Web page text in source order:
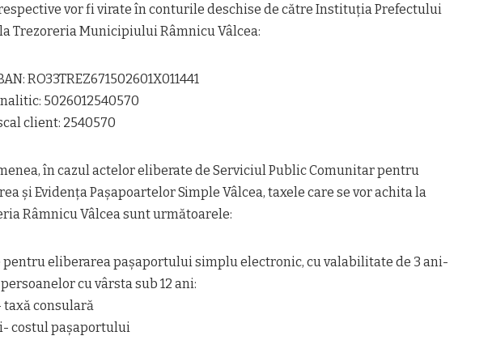
vor fi virate în conturile deschise de către Instituția Prefectului
Trezoreria Municipiului Râmnicu Vâlcea:
RO33TREZ671502601X011441
5026012540570
client: 2540570
în cazul actelor eliberate de Serviciul Public Comunitar pentru
și Evidența Pașapoartelor Simple Vâlcea, taxele care se vor achita la
Râmnicu Vâlcea sunt următoarele:
pentru eliberarea pașaportului simplu electronic, cu valabilitate de 3 ani-
cu vârsta sub 12 ani:
taxă consulară
costul pașaportului